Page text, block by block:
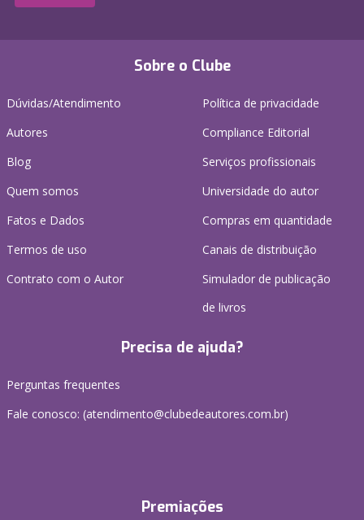
Sobre o Clube
Dúvidas/Atendimento
Autores
Blog
Quem somos
Fatos e Dados
Termos de uso
Contrato com o Autor
Política de privacidade
Compliance Editorial
Serviços profissionais
Universidade do autor
Compras em quantidade
Canais de distribuição
Simulador de publicação
de livros
Precisa de ajuda?
Perguntas frequentes
Fale conosco: (atendimento@clubedeautores.com.br)
Premiações